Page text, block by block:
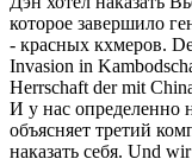
которое завершило
- красных кхмеров.
Invasion in
Herrschaft der mit
И у нас определенно
объясняет третий
наказать себя. Und wir